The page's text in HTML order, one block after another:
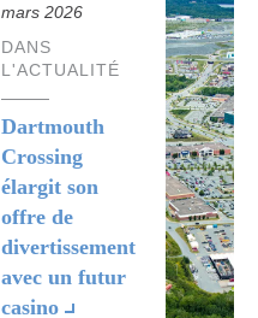
mars 2026
DANS
L'ACTUALITÉ
Dartmouth
Crossing
élargit son
offre de
divertissement
avec un futur
casino